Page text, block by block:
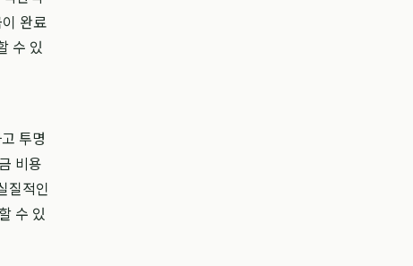
완료
수 있
투명
비용
질적인
수 있